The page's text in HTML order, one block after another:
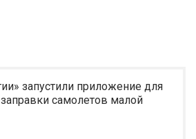
запустили приложение для
самолетов малой